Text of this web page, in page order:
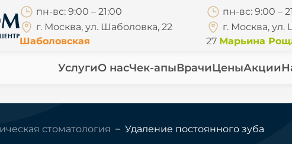
пн-вс: 9:00 – 21:00
г. Москва, ул. Шаболовка, 22
Шаболовская
пн-вс: 9:00 –
г. Москва,
27 Марьина
УслугиО насЧек-апыВрачиЦеныАкции
стоматология Удаление постоянного зуба